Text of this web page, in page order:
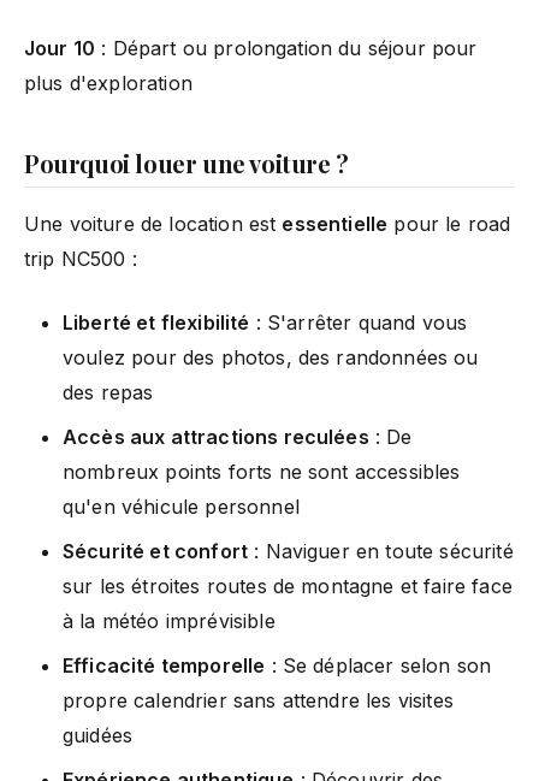
Jour 10 : Départ ou prolongation du séjour pour
plus d'exploration
Pourquoi louer une voiture ?
Une voiture de location est essentielle pour le road
trip NC500 :
Liberté et flexibilité : S'arrêter quand vous
voulez pour des photos, des randonnées ou
des repas
Accès aux attractions reculées : De
nombreux points forts ne sont accessibles
qu'en véhicule personnel
Sécurité et confort : Naviguer en toute sécurité
sur les étroites routes de montagne et faire face
à la météo imprévisible
Efficacité temporelle : Se déplacer selon son
propre calendrier sans attendre les visites
guidées